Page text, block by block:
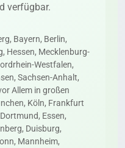
verfügbar.
Bayern, Berlin,
Hessen, Mecklenburg-
Westfalen,
Sachsen-Anhalt,
Allem in großen
Köln, Frankfurt
Essen,
Duisburg,
Mannheim,